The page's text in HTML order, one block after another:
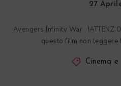
27
Avengers Infinity War
questo film non
Cinema e